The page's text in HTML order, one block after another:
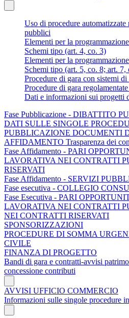
Uso di procedure
pubblici
Elementi per la
Schemi tipo (art. 4, co. 3)
Elementi per la
Schemi tipo (art. 5, co. 8; art. 7,
Procedure di gara con sistemi
Procedure di gara
Dati e informazioni sui progetti
Fase Pubblicazione - DIBATTITO
DATI SULLE SINGOLE
PUBBLICAZIONE DOCUMENTI
AFFIDAMENTO Trasparenza dei
Fase Affidamento - PARI
LAVORATIVA NEI CONTRATTI
RISERVATI
Fase Affidamento - SERVIZI
Fase esecutiva - COLLEGIO
Fase Esecutiva - PARI
LAVORATIVA NEI CONTRATTI
NEI CONTRATTI RISERVATI
SPONSORIZZAZIONI
PROCEDURE DI SOMMA
CIVILE
FINANZA DI PROGETTO
Bandi di gara e contratti-avvisi
concessione contributi
AVVISI UFFICIO COMMERCIO
Informazioni sulle singole procedure